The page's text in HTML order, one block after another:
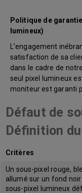
Politique de
lumineux)
L’engagement
satisfaction de sa
dans le cadre de
seul pixel lumineux
moniteur est garanti
Défaut de
Définition
Critères
Un sous-pixel rouge,
allumé sur un fond
sous-pixel lumineux